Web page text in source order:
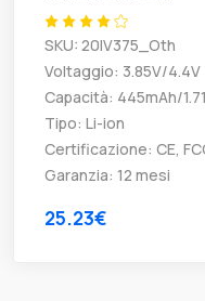
SKU: 20IV375_Oth
Voltaggio: 3.85V/4.4V
Capacità: 445mAh/
Tipo: Li-ion
Certificazione: CE,
Garanzia: 12 mesi
25.23€